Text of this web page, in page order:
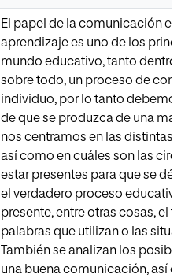
El papel de la comunicación
aprendizaje es uno de los
mundo educativo, tanto dentro
sobre todo, un proceso de
individuo, por lo tanto
de que se produzca de una
nos centramos en las distintas
así como en cuáles son las
estar presentes para que se
el verdadero proceso
presente, entre otras cosas, el
palabras que utilizan o las
También se analizan los
una buena comunicación, así